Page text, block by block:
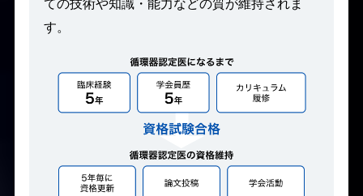
ての技術や知識・能力などの質が維持されま
す。